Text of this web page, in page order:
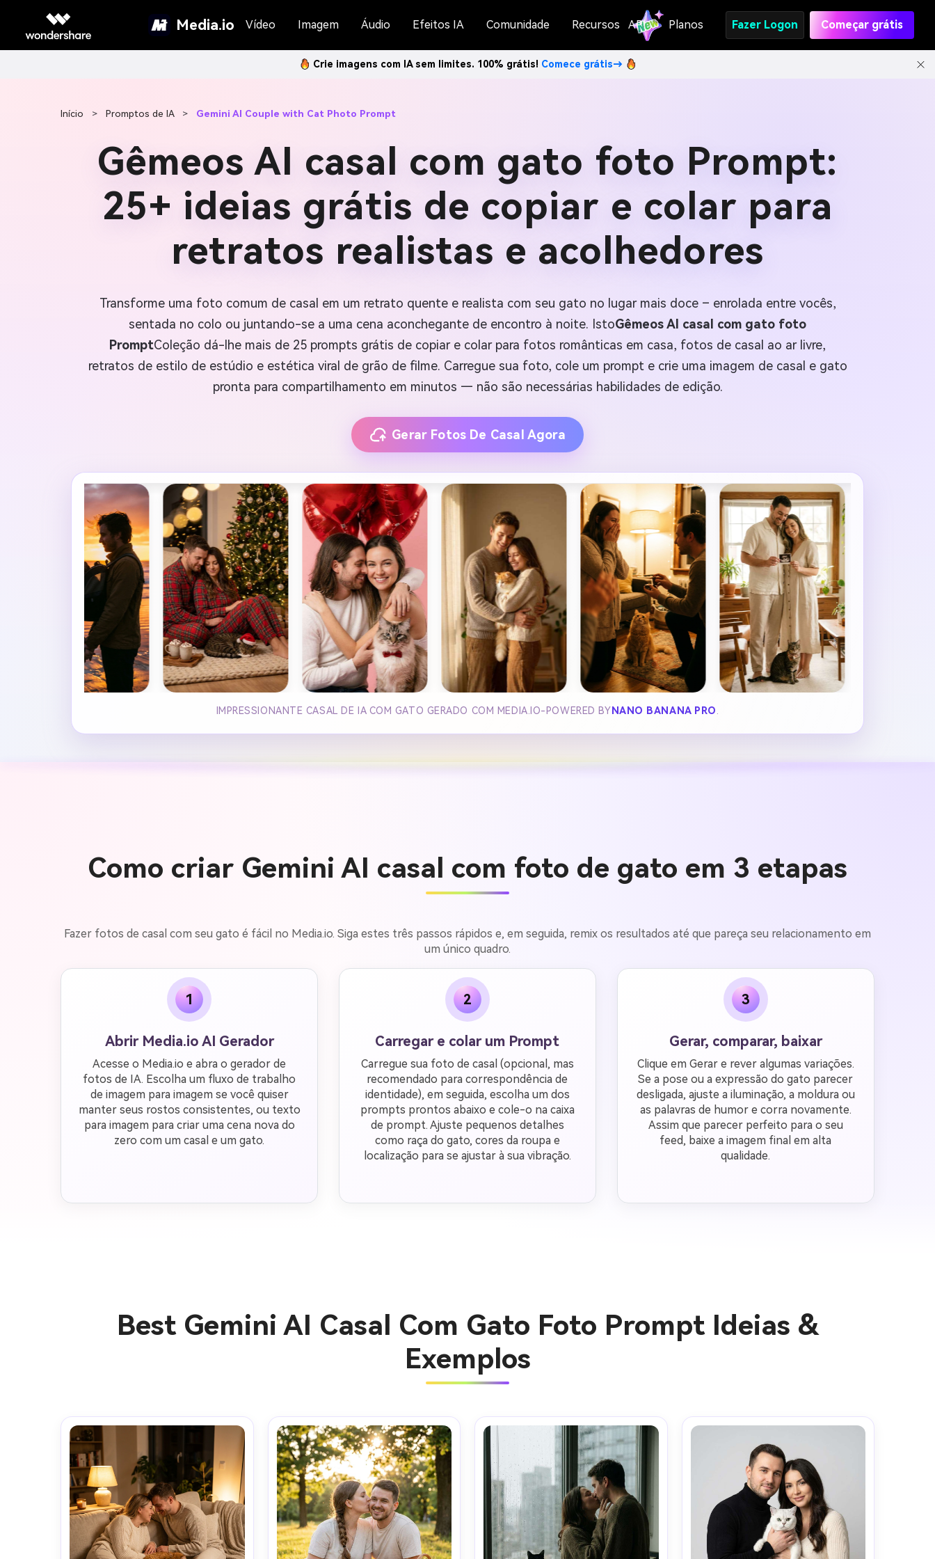
Media.io Vídeo Imagem Áudio Efeitos IA Comunidade Recursos API Planos Fazer Logon Começar grátis
Crie imagens com IA sem limites. 100% grátis! Comece grátis→
Início > Promptos de IA > Gemini AI Couple with Cat Photo Prompt
Gêmeos AI casal com gato foto Prompt:
25+ ideias grátis de copiar e colar para
retratos realistas e acolhedores
Transforme uma foto comum de casal em um retrato quente e realista com seu gato no lugar mais doce – enrolada entre vocês,
sentada no colo ou juntando-se a uma cena aconchegante de encontro à noite. IstoGêmeos AI casal com gato foto
PromptColeção dá-lhe mais de 25 prompts grátis de copiar e colar para fotos românticas em casa, fotos de casal ao ar livre,
retratos de estilo de estúdio e estética viral de grão de filme. Carregue sua foto, cole um prompt e crie uma imagem de casal e gato
pronta para compartilhamento em minutos — não são necessárias habilidades de edição.
Gerar Fotos De Casal Agora
IMPRESSIONANTE CASAL DE IA COM GATO GERADO COM MEDIA.IO-POWERED BY NANO BANANA PRO
Como criar Gemini AI casal com foto de gato em 3 etapas
Fazer fotos de casal com seu gato é fácil no Media.io. Siga estes três passos rápidos e, em seguida, remix os resultados até que pareça seu relacionamento em
um único quadro.
1
Abrir Media.io AI Gerador
Acesse o Media.io e abra o gerador de
fotos de IA. Escolha um fluxo de trabalho
de imagem para imagem se você quiser
manter seus rostos consistentes, ou texto
para imagem para criar uma cena nova do
zero com um casal e um gato.
2
Carregar e colar um Prompt
Carregue sua foto de casal (opcional, mas
recomendado para correspondência de
identidade), em seguida, escolha um dos
prompts prontos abaixo e cole-o na caixa
de prompt. Ajuste pequenos detalhes
como raça do gato, cores da roupa e
localização para se ajustar à sua vibração.
3
Gerar, comparar, baixar
Clique em Gerar e rever algumas variações.
Se a pose ou a expressão do gato parecer
desligada, ajuste a iluminação, a moldura ou
as palavras de humor e corra novamente.
Assim que parecer perfeito para o seu
feed, baixe a imagem final em alta
qualidade.
Best Gemini AI Casal Com Gato Foto Prompt Ideias &
Exemplos